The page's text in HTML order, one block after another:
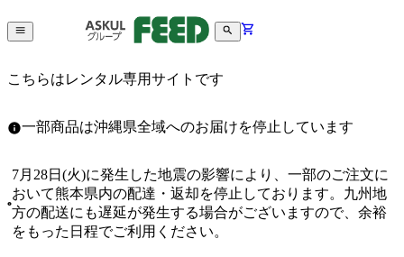
こちらはレンタル専用サイトです
一部商品は沖縄県全域へのお届けを停止しています
7月28日(火)に発生した地震の影響により、一部のご注文に
おいて熊本県内の配達・返却を停止しております。九州地
方の配送にも遅延が発生する場合がございますので、余裕
をもった日程でご利用ください。